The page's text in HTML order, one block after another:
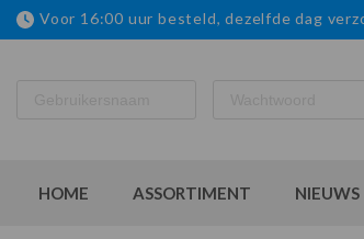
Voor 16:00 uur besteld, dezelfde dag
HOME ASSORTIMENT NIEUWS